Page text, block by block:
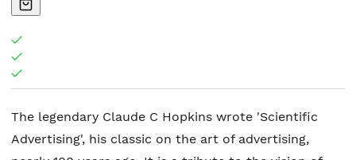
The legendary Claude C Hopkins wrote 'Scientific
Advertising', his classic on the art of advertising,